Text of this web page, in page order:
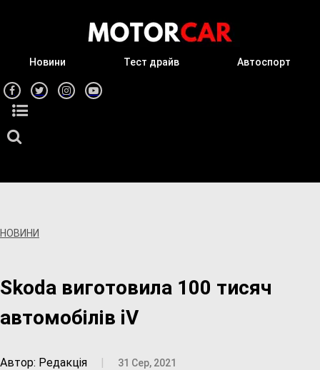
Новини Тест драйв Автоспорт
НОВИНИ
Skoda виготовила 100 тисяч
автомобілів iV
Автор: Редакція | 31 Сер, 2021